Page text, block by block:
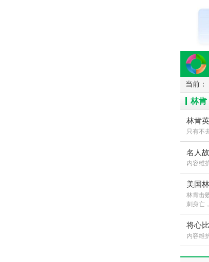
读网-轻
当前：
林肯
林肯
只有不
名人
内容维
美国
林肯击
刺身亡
将心
内容维